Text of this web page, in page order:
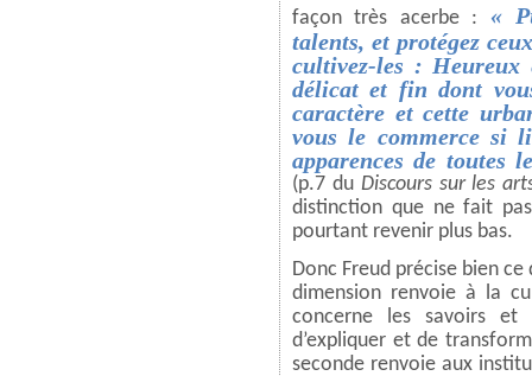
façon très acerbe : «
talents, et protégez
cultivez-les : Heureux
délicat et fin dont
caractère et cette
vous le commerce si
apparences de toutes
(p.7 du Discours sur les
distinction que ne fait
pourtant revenir plus bas.
Donc Freud précise bien
dimension renvoie à la
concerne les savoirs et
d’expliquer et de
seconde renvoie aux